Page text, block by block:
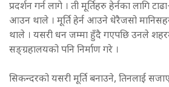
प्रदर्शन गर्न लागे । ती मूर्तिहरु हेर्नका लागि
आउन थाले । मूर्ति हेर्न आउने धेरैजसो
थाले । यसरी धन जम्मा हुँदै गएपछि उनले
सङ्ग्रहालयको पनि निर्माण गरे ।
सिकन्दरको यसरी मूर्ति बनाउने, तिनलाई